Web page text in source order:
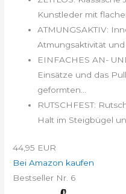
Kunstleder mit
ATMUNGSAKTIV:
Atmungsaktivität
EINFACHES AN-
Einsätze und das
geformten...
RUTSCHFEST:
Halt im Steigbügel
44,95 EUR
Bei Amazon kaufen
Bestseller Nr. 6